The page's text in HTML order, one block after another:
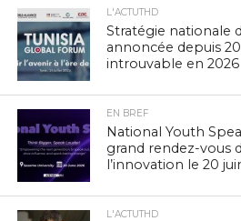
L'ACTUTHD
Stratégie nationale
annoncée depuis
introuvable en 2026
EN BREF
National Youth
grand rendez-vous
l’innovation le 20
L'ACTUTHD